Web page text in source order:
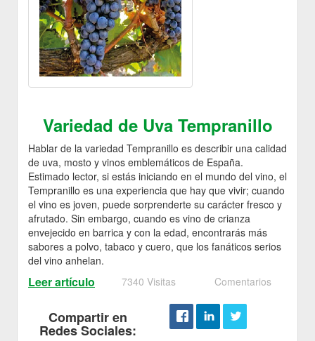
Variedad de Uva Tempranillo
Hablar de la variedad Tempranillo es describir una calidad
de uva, mosto y vinos emblemáticos de España.
Estimado lector, si estás iniciando en el mundo del vino, el
Tempranillo es una experiencia que hay que vivir; cuando
el vino es joven, puede sorprenderte su carácter fresco y
afrutado. Sin embargo, cuando es vino de crianza
envejecido en barrica y con la edad, encontrarás más
sabores a polvo, tabaco y cuero, que los fanáticos serios
del vino anhelan.
Leer artículo 7340 Visitas Comentarios
Compartir en
Redes Sociales: